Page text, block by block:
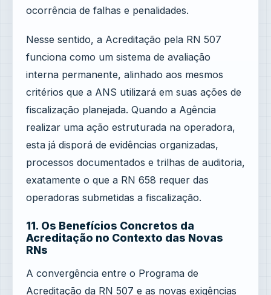
ocorrência de falhas e penalidades.
Nesse sentido, a Acreditação pela RN 507
funciona como um sistema de avaliação
interna permanente, alinhado aos mesmos
critérios que a ANS utilizará em suas ações de
fiscalização planejada. Quando a Agência
realizar uma ação estruturada na operadora,
esta já disporá de evidências organizadas,
processos documentados e trilhas de auditoria,
exatamente o que a RN 658 requer das
operadoras submetidas a fiscalização.
11. Os Benefícios Concretos da
Acreditação no Contexto das Novas
RNs
A convergência entre o Programa de
Acreditação da RN 507 e as novas exigências